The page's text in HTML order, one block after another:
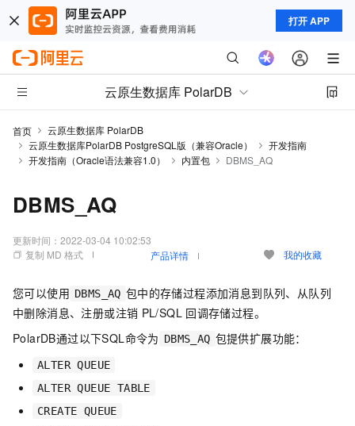
打开 APP
云原生数据库 PolarDB
首页
云原生数据库 PolarDB
云原生数据库PolarDB PostgreSQL版（兼容Oracle）
开发指南
开发指南（Oracle语法兼容1.0）
内置包 DBMS_AQ
DBMS_AQ
更新时间： 2022-03-04 10:02:53
复制 MD 格式
产品详情 我的收藏
您可以使用 DBMS_AQ 包中的存储过程添加消息到队列、从队列
中删除消息、注册或注销 PL/SQL 回调存储过程。
PolarDB通过以下SQL命令为 DBMS_AQ 包提供扩展功能：
ALTER QUEUE
ALTER QUEUE TABLE
CREATE QUEUE